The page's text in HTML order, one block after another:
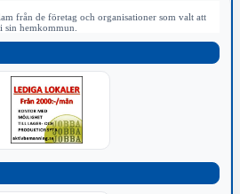
från de företag och organisationer som valt att
sin hemkommun.